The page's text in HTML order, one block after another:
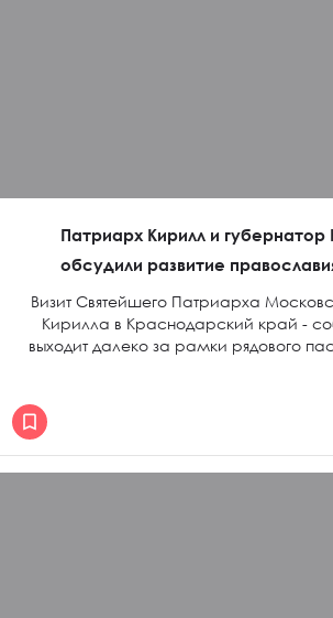
Патриарх Кирилл и губернатор
обсудили развитие
Визит Святейшего Патриарха
Кирилла в Краснодарский край -
выходит далеко за рамки рядового